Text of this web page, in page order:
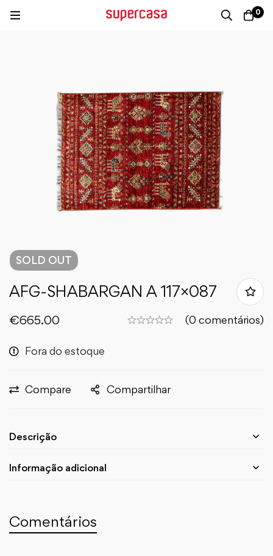
0
SOLD OUT
AFG-SHABARGAN A 117×087
€665.00 (0 comentários)
Fora do estoque
Compare Compartilhar
Descrição
Informação adicional
Comentários